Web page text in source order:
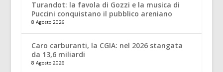
Turandot: la favola di Gozzi e la musica di
Puccini conquistano il pubblico areniano
8 Agosto 2026
Caro carburanti, la CGIA: nel 2026 stangata
da 13,6 miliardi
8 Agosto 2026